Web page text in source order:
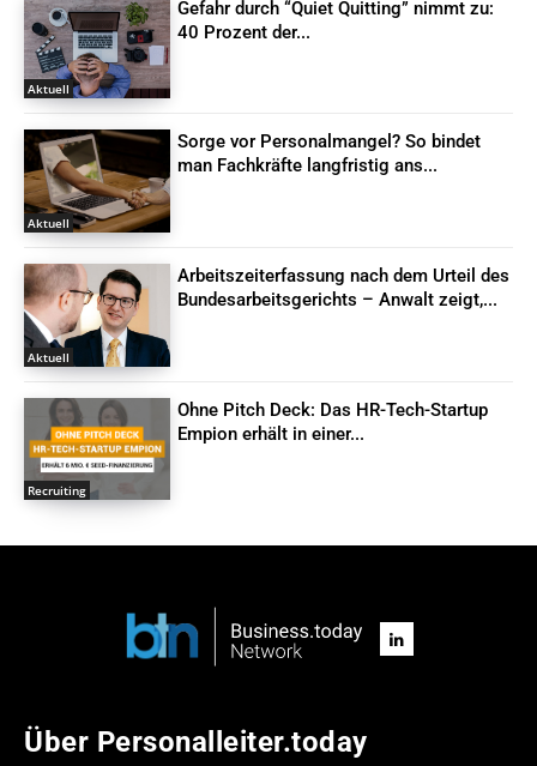
Aktuell
Gefahr durch “Quiet Quitting” nimmt zu:
40 Prozent der...
Aktuell
Sorge vor Personalmangel? So bindet
man Fachkräfte langfristig ans...
Aktuell
Arbeitszeiterfassung nach dem Urteil des
Bundesarbeitsgerichts – Anwalt zeigt,...
Recruiting
Ohne Pitch Deck: Das HR-Tech-Startup
Empion erhält in einer...
Über Personalleiter.today